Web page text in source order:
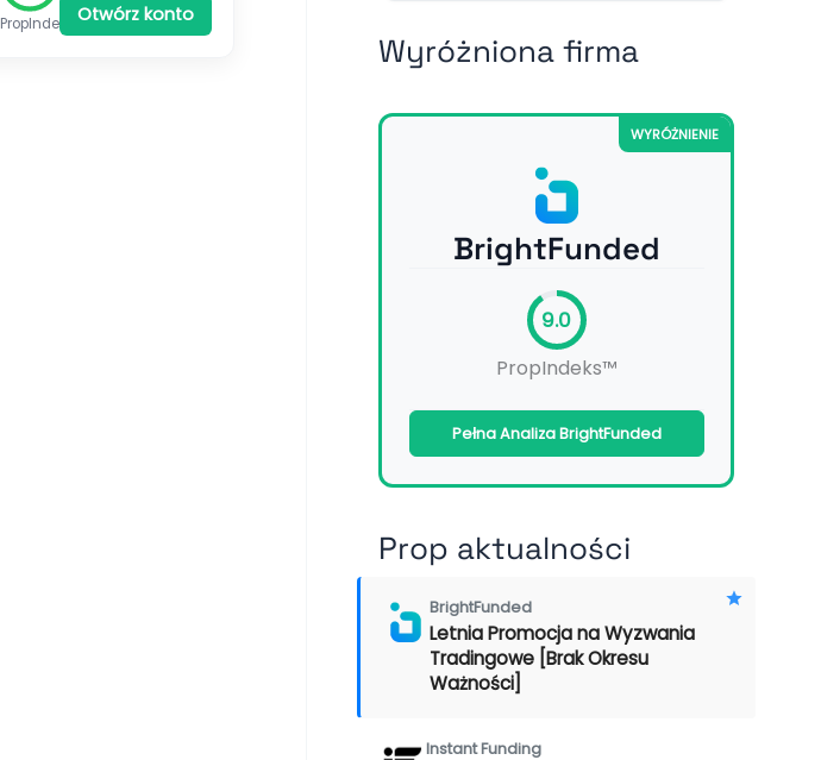
PropIndeks™Otwórz konto
Wyróżniona firma
WYRÓŻNIENIE
BrightFunded
9.0
PropIndeks™
Pełna Analiza BrightFunded
Prop aktualności
BrightFunded
Letnia Promocja na Wyzwania
Tradingowe [Brak Okresu
Ważności]
Instant Funding